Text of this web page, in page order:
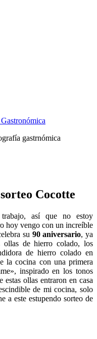
gastrnómica
Cocotte
así que no estoy
hoy vengo con un increíble
su 90 aniversario, ya
ollas de hierro colado, los
de hierro colado en
la cocina con una primera
inspirado en los tonos
ollas entraron en casa
de mi cocina, solo
a este estupendo sorteo de